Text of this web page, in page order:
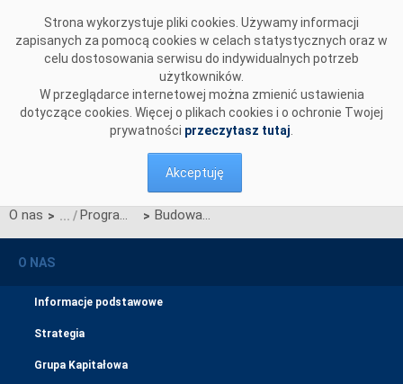
Strona wykorzystuje pliki cookies. Używamy informacji
zapisanych za pomocą cookies w celach statystycznych oraz w
celu dostosowania serwisu do indywidualnych potrzeb
użytkowników.
W przeglądarce internetowej można zmienić ustawienia
dotyczące cookies. Więcej o plikach cookies i o ochronie Twojej
prywatności przeczytasz tutaj
Akceptuję
O nas > Program operacyjny Infrastruktura i Środowisko 2014-2020 > Budowa dwutorowej linii Krajnik-Baczyna-Plewiska wraz budową/rozbudową/modernizacją stacji w tym ciągu liniowym
O NAS
Informacje podstawowe
Strategia
Grupa Kapitałowa